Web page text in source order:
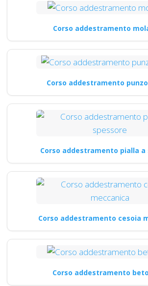
Corso addestramento
Corso addestramento
Corso addestramento pialla a
Corso addestramento cesoia
Corso addestramento